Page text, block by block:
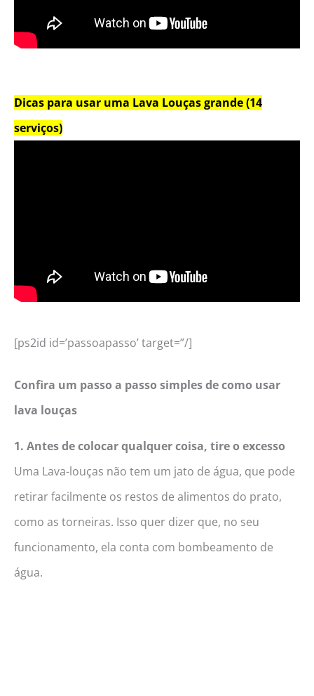
Dicas para usar uma Lava Louças grande (14
serviços)
[ps2id id=’passoapasso’ target=”/]
Confira um passo a passo simples de como usar
lava louças
1. Antes de colocar qualquer coisa, tire o excesso
Uma Lava-louças não tem um jato de água, que pode
retirar facilmente os restos de alimentos do prato,
como as torneiras. Isso quer dizer que, no seu
funcionamento, ela conta com bombeamento de
água.